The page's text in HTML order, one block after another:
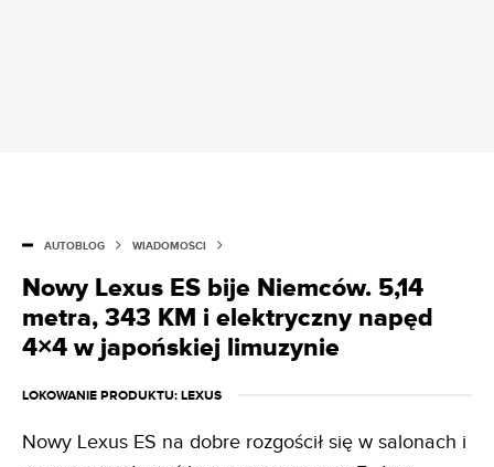
AUTOBLOG WIADOMOŚCI
Nowy Lexus ES bije Niemców. 5,14
metra, 343 KM i elektryczny napęd
4×4 w japońskiej limuzynie
LOKOWANIE PRODUKTU: LEXUS
Nowy Lexus ES na dobre rozgościł się w salonach i